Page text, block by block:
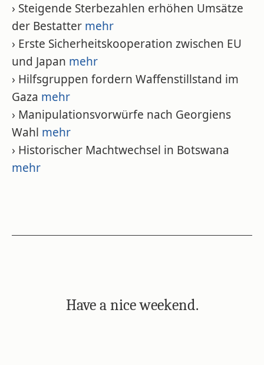
› Steigende Sterbezahlen erhöhen Umsätze
der Bestatter mehr
› Erste Sicherheitskooperation zwischen EU
und Japan mehr
› Hilfsgruppen fordern Waffenstillstand im
Gaza mehr
› Manipulationsvorwürfe nach Georgiens
Wahl mehr
› Historischer Machtwechsel in Botswana
mehr
Have a nice weekend.